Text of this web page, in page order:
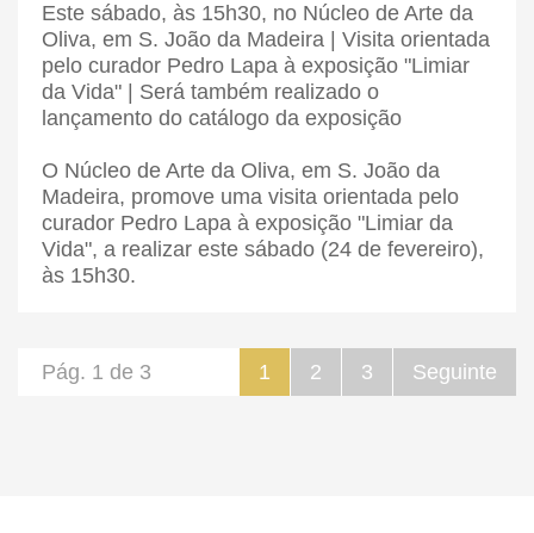
Este sábado, às 15h30, no Núcleo de Arte da
Oliva, em S. João da Madeira | Visita orientada
pelo curador Pedro Lapa à exposição "Limiar
da Vida" | Será também realizado o
lançamento do catálogo da exposição
O Núcleo de Arte da Oliva, em S. João da
Madeira, promove uma visita orientada pelo
curador Pedro Lapa à exposição "Limiar da
Vida", a realizar este sábado (24 de fevereiro),
às 15h30.
1 2 3 Seguinte
Pág. 1 de 3